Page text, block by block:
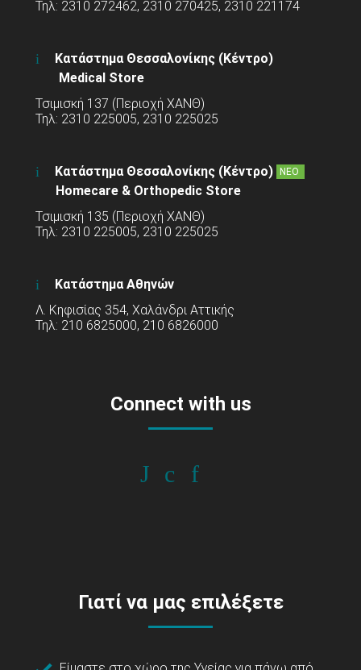
Τηλ: 2310 272462, 2310 270425, 2310 221174
Κατάστημα Θεσσαλονίκης (Κέντρο)
Medical Store
Τσιμισκή 137 (Περιοχή ΧΑΝΘ)
Τηλ: 2310 225005, 2310 225025
Κατάστημα Θεσσαλονίκης (Κέντρο) ΝΕΟ
Homecare & Orthopedic Store
Τσιμισκή 135 (Περιοχή ΧΑΝΘ)
Τηλ: 2310 225005, 2310 225025
Κατάστημα Αθηνών
Λ. Κηφισίας 354, Χαλάνδρι Αττικής
Τηλ: 210 6825000, 210 6826000
Connect with us
Γιατί να μας επιλέξετε